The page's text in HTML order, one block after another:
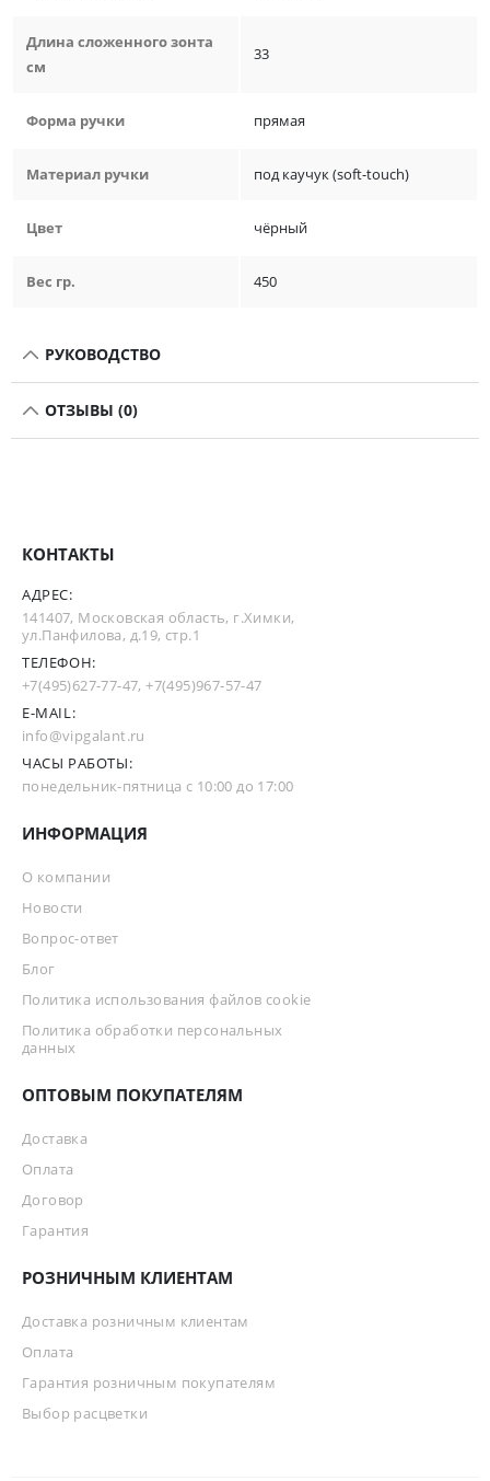
Длина сложенного зонта
см
33
Форма ручки прямая
Материал ручки под каучук (soft-touch)
Цвет чёрный
Вес гр. 450
РУКОВОДСТВО
ОТЗЫВЫ (0)
КОНТАКТЫ
АДРЕС:
141407, Московская область, г.Химки,
ул.Панфилова, д.19, стр.1
ТЕЛЕФОН:
+7(495)627-77-47,+7(495)967-57-47
E-MAIL:
info@vipgalant.ru
ЧАСЫ РАБОТЫ:
понедельник-пятница с 10:00 до 17:00
ИНФОРМАЦИЯ
О компании
Новости
Вопрос-ответ
Блог
Политика использования файлов cookie
Политика обработки персональных
данных
ОПТОВЫМ ПОКУПАТЕЛЯМ
Доставка
Оплата
Договор
Гарантия
РОЗНИЧНЫМ КЛИЕНТАМ
Доставка розничным клиентам
Оплата
Гарантия розничным покупателям
Выбор расцветки